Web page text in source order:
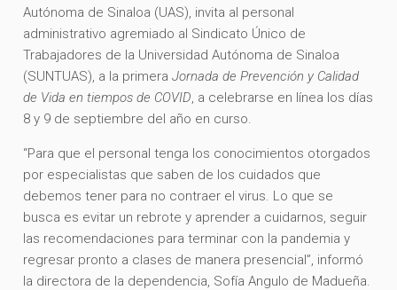
Autónoma de Sinaloa (UAS), invita al personal
administrativo agremiado al Sindicato Único de
Trabajadores de la Universidad Autónoma de Sinaloa
(SUNTUAS), a la primeraJornada de Prevención y Calidad
de Vida en tiempos de COVID, a celebrarse en línea los días
8 y 9 de septiembre del año en curso.
“Para que el personal tenga los conocimientos otorgados
por especialistas que saben de los cuidados que
debemos tener para no contraer el virus. Lo que se
busca es evitar un rebrote y aprender a cuidarnos, seguir
las recomendaciones para terminar con la pandemia y
regresar pronto a clases de manera presencial”, informó
la directora de la dependencia, Sofía Angulo de Madueña.